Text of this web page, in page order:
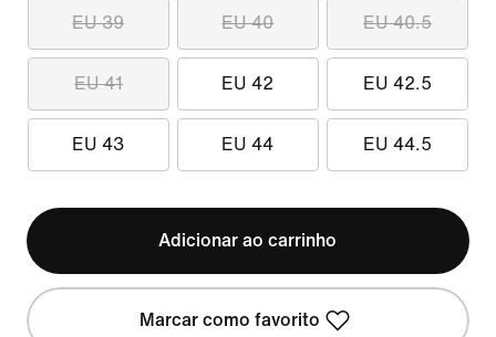
EU 39 EU 40 EU 40.5
EU 41 EU 42 EU 42.5
EU 43 EU 44 EU 44.5
Adicionar ao carrinho
Marcar como favorito